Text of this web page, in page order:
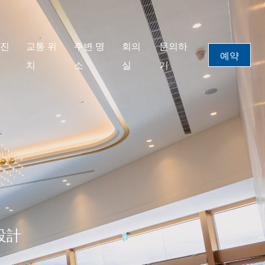
교통 위
치
주변 명
소
회의
실
문의하
기
예약
計